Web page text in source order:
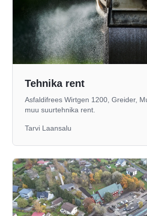
Tehnika rent
Asfaldifrees Wirtgen 1200, Greider,
muu suurtehnika rent.
Tarvi Laansalu